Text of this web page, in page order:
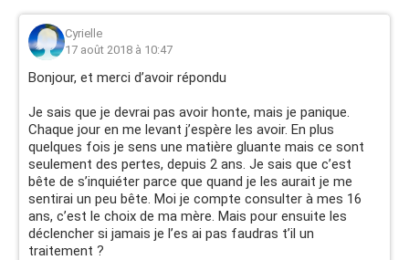
Cyrielle
17 août 2018 à 10:47
Bonjour, et merci d’avoir répondu
Je sais que je devrai pas avoir honte, mais je panique.
Chaque jour en me levant j’espère les avoir. En plus
quelques fois je sens une matière gluante mais ce sont
seulement des pertes, depuis 2 ans. Je sais que c’est
bête de s’inquiéter parce que quand je les aurait je me
sentirai un peu bête. Moi je compte consulter à mes 16
ans, c’est le choix de ma mère. Mais pour ensuite les
déclencher si jamais je l’es ai pas faudras t’il un
traitement ?